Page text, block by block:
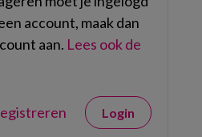
account, maak dan
aan. Lees ook de
Login